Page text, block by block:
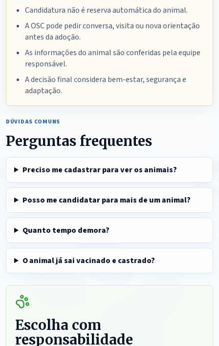
Candidatura não é reserva automática do animal.
A OSC pode pedir conversa, visita ou nova orientação
antes da adoção.
As informações do animal são conferidas pela equipe
responsável.
A decisão final considera bem-estar, segurança e
adaptação.
DÚVIDAS COMUNS
Perguntas frequentes
Preciso me cadastrar para ver os animais?
Posso me candidatar para mais de um animal?
Quanto tempo demora?
O animal já sai vacinado e castrado?
Escolha com
responsabilidade